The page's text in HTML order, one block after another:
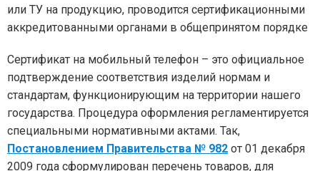
или ТУ на продукцию, проводится сертификационными
аккредитованными органами в общепринятом порядке
Сертификат на мобильный телефон – это официальное
подтверждение соответствия изделий нормам и
стандартам, функционирующим на территории нашего
государства. Процедура оформления регламентируется
специальными нормативными актами. Так,
Постановлением Правительства № 982 от 01 декабря
2009 года сформулирован перечень товаров, для